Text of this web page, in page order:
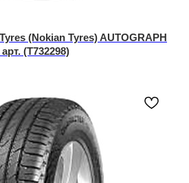
(Nokian Tyres) AUTOGRAPH
(T732298)